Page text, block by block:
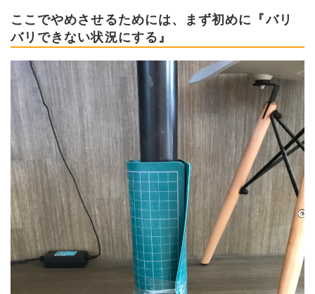
ここでやめさせるためには、まず初めに『バリ
バリできない状況にする』